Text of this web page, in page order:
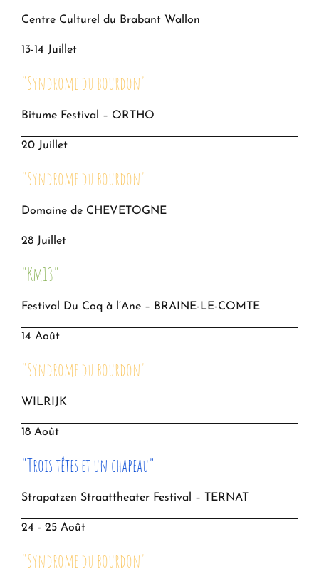
Centre Culturel du Brabant Wallon
13-14 Juillet
"Syndrome du bourdon"
Bitume Festival – ORTHO
20 Juillet
"Syndrome du bourdon"
Domaine de CHEVETOGNE
28 Juillet
"Km13"
Festival Du Coq à l’Ane – BRAINE-LE-COMTE
14 Août
"Syndrome du bourdon"
WILRIJK
18 Août
"Trois têtes et un chapeau"
Strapatzen Straattheater Festival – TERNAT
24 - 25 Août
"Syndrome du bourdon"